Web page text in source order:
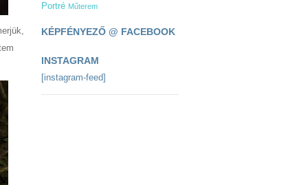
Portré Műterem
KÉPFÉNYEZŐ @ FACEBOOK
INSTAGRAM
[instagram-feed]